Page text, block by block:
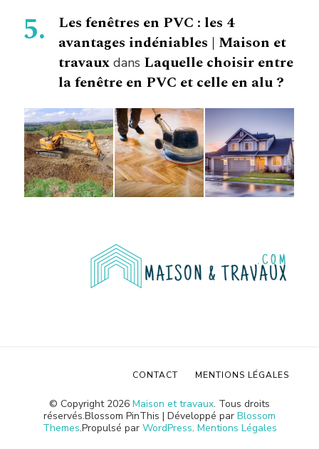
Les fenêtres en PVC : les 4
avantages indéniables | Maison et
travaux dans Laquelle choisir entre
la fenêtre en PVC et celle en alu ?
© Copyright 2026 Maison et travaux. Tous droits
réservés.Blossom PinThis | Développé par Blossom
Themes.Propulsé par WordPress. Mentions Légales
CONTACT MENTIONS LÉGALES